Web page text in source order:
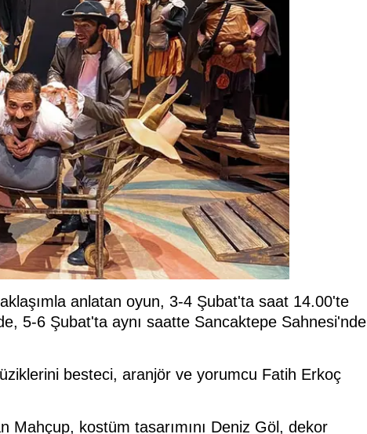
anlatan oyun, 3-4 Şubat'ta saat 14.00'te
5-6 Şubat'ta aynı saatte Sancaktepe Sahnesi'nde
besteci, aranjör ve yorumcu Fatih Erkoç
Mahçup, kostüm tasarımını Deniz Göl, dekor